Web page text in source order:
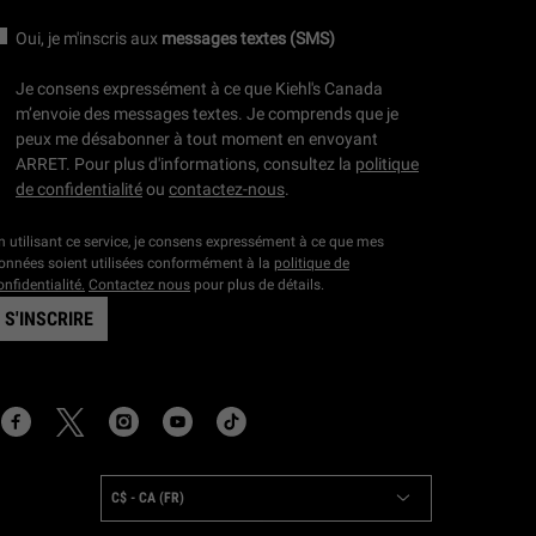
Oui, je m'inscris aux messages textes (SMS)
Je consens expressément à ce que Kiehl's Canada
m’envoie des messages textes. Je comprends que je
peux me désabonner à tout moment en envoyant
ARRET. Pour plus d'informations, consultez la politique
de confidentialitéou contactez-nous.
utilisant ce service, je consens expressément à ce que mes
soient utilisées conformément à la politique de
Contactez nous pour plus de détails.
S'INSCRIRE
C$ - CA (FR)